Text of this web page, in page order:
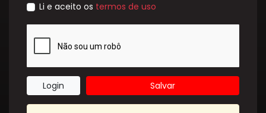
Li e aceito os termos de uso
Login Salvar